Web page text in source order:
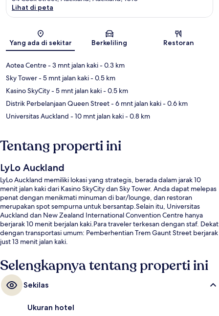
Peta
Lihat di peta
Yang ada di sekitar Berkeliling Restoran
Aotea Centre- 3 mnt jalan kaki- 0.3 km
Sky Tower- 5 mnt jalan kaki- 0.5 km
Kasino SkyCity- 5 mnt jalan kaki- 0.5 km
Distrik Perbelanjaan Queen Street- 6 mnt jalan kaki- 0.6 km
Universitas Auckland - 10 mnt jalan kaki- 0.8 km
Tentang properti ini
LyLo Auckland
LyLo Auckland memiliki lokasi yang strategis, berada dalam jarak 10
menit jalan kaki dari Kasino SkyCity dan Sky Tower. Anda dapat melepas
penat dengan menikmati minuman di bar/lounge, dan restoran
merupakan spot sempurna untuk bersantap.Selain itu, Universitas
Auckland dan New Zealand International Convention Centre hanya
berjarak 10 menit berjalan kaki.Para traveler terkesan dengan staf. Dekat
dengan transportasi umum: Pemberhentian Trem Gaunt Street berjarak
just 13 menit jalan kaki.
Selengkapnya tentang properti ini
Sekilas
Ukuran hotel